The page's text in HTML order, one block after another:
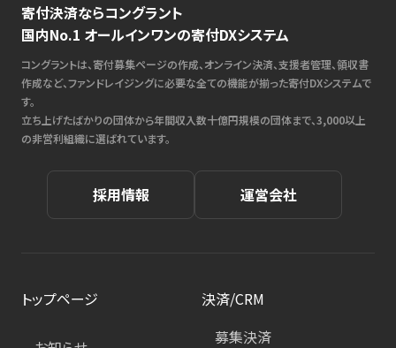
寄付決済ならコングラント
国内No.1 オールインワンの寄付DXシステム
コングラントは、寄付募集ページの作成、オンライン決済、支援者管理、領収書
作成など、ファンドレイジングに必要な全ての機能が揃った寄付DXシステムで
す。
立ち上げたばかりの団体から年間収入数十億円規模の団体まで、3,000以上
の非営利組織に選ばれています。
採用情報 運営会社
トップページ
決済/CRM
募集決済